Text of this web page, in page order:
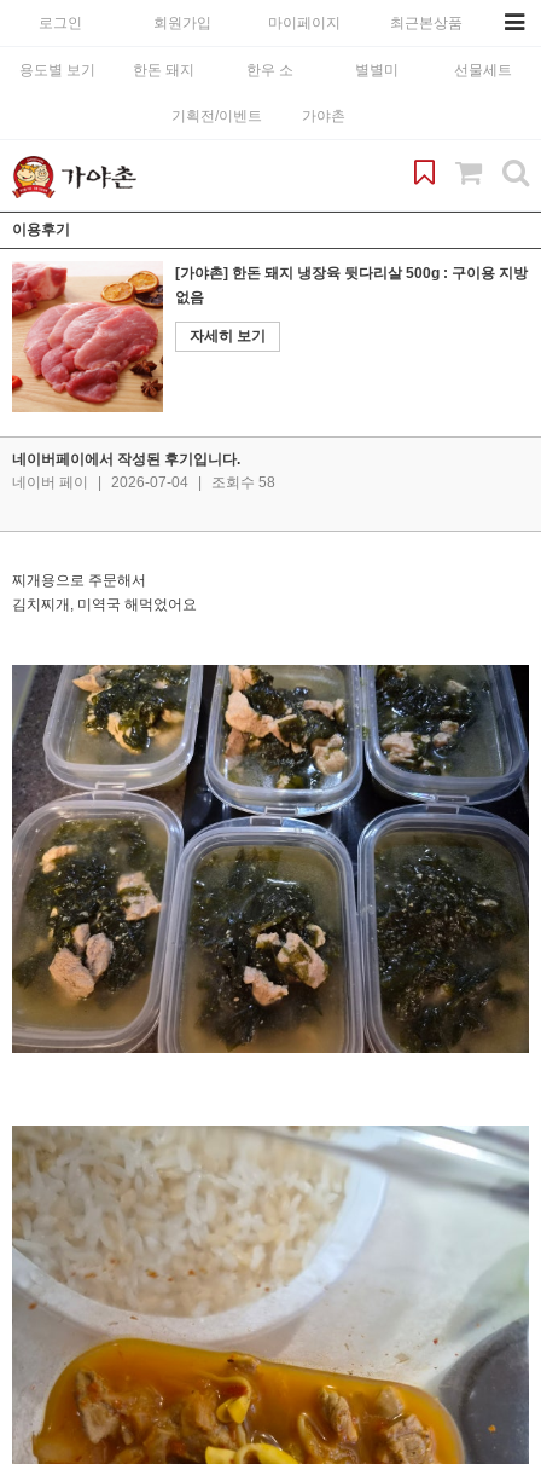
로그인 회원가입 마이페이지 최근본상품
용도별 보기 한돈 돼지 한우 소 별별미 선물세트
기획전/이벤트 가야촌
이용후기
[가야촌] 한돈 돼지 냉장육 뒷다리살 500g : 구이용 지방
없음
자세히 보기
네이버페이에서 작성된 후기입니다.
네이버 페이
2026-07-04 조회수 58
찌개용으로 주문해서
김치찌개, 미역국 해먹었어요